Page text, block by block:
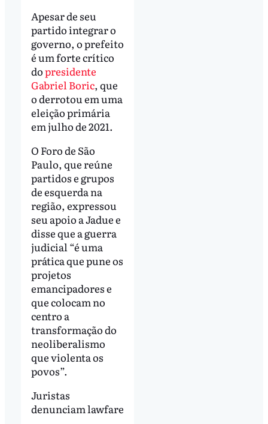
Apesar de seu
partido integrar o
governo, o prefeito
é um forte crítico
dopresidente
Gabriel Boric, que
o derrotou em uma
eleição primária
em julho de 2021.
O Foro de São
Paulo, que reúne
partidos e grupos
de esquerda na
região, expressou
seu apoio a Jadue e
disse que a guerra
judicial “é uma
prática que pune os
projetos
emancipadores e
que colocam no
centro a
transformação do
neoliberalismo
que violenta os
povos”.
Juristas
denunciam lawfare